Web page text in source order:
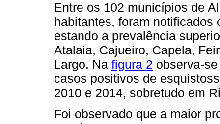
Entre os 102 municípios de
habitantes, foram notificados
estando a prevalência
Atalaia, Cajueiro, Capela,
Largo. Na figura 2 observa-
casos positivos de
2010 e 2014, sobretudo em
Foi observado que a maior